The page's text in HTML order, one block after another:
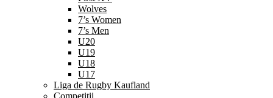
Wolves
7’s Women
7’s Men
U20
U19
U18
U17
Liga de Rugby Kaufland
Competiții